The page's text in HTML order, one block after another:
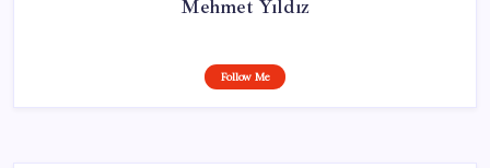
Mehmet Yıldız
Follow Me